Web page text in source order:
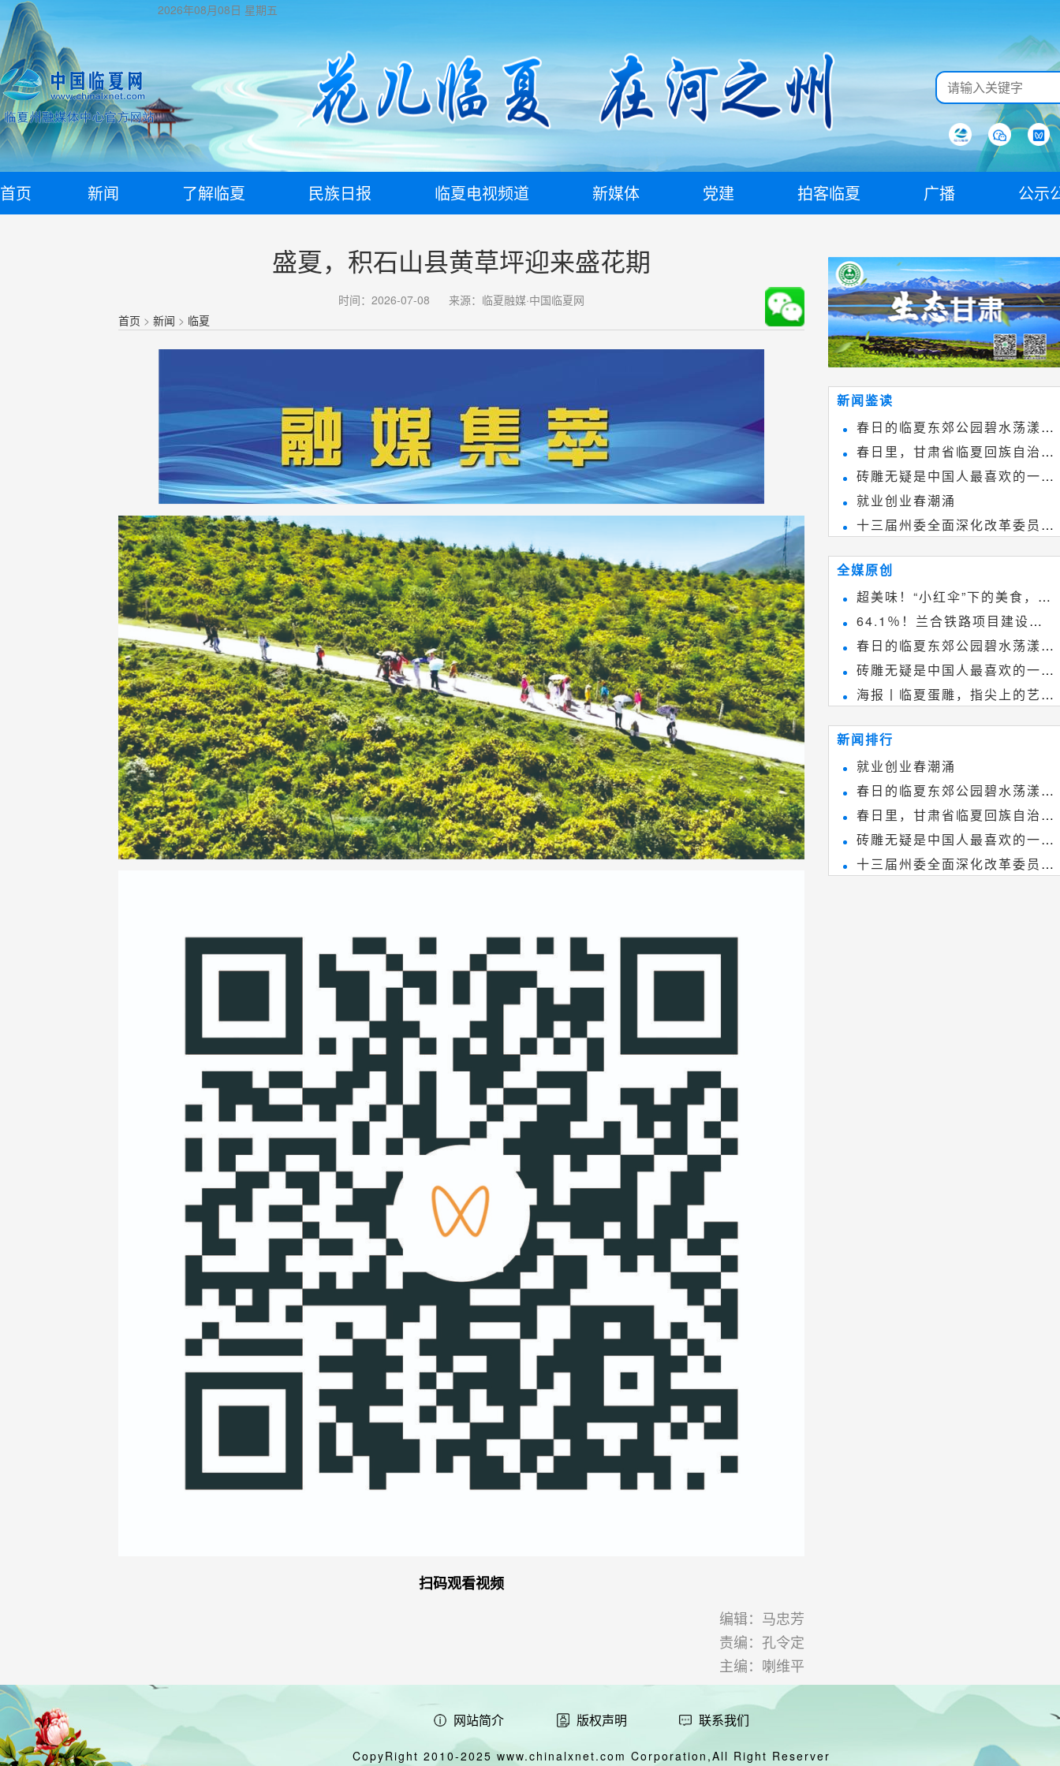
2026年08月08日 星期五
首页 新闻 了解临夏 民族日报 临夏电视频道 新媒体 党建 拍客临夏 广播 公示
盛夏，积石山县黄草坪迎来盛花期
时间：2026-07-08
来源：临夏融媒·中国临夏网
首页 > 新闻 > 临夏
扫码观看视频
编辑：马忠芳
责编：孔令定
主编：喇维平
新闻鉴读
春日的临夏东郊公园碧水荡漾、
春花烂漫
春日里，甘肃省临夏回族自治州
境内的刘家峡大桥，壮观美丽!
砖雕无疑是中国人最喜欢的一种
雕刻艺术，它不仅是民间实用美术
和建筑装饰艺术的有机结合，更成
为中国建筑史上彰品东方美不可磨
就业创业春潮涌
十三届州委全面深化改革委员会
第八次会议召开
全媒原创
超美味！“小红伞”下的美食，绝
不能错过~
64.1％！兰合铁路项目建设加
速推进
春日的临夏东郊公园碧水荡漾、
春花烂漫
砖雕无疑是中国人最喜欢的一种
雕刻艺术，它不仅是民间实用美术
和建筑装饰艺术的有机结合，更成
为中国建筑史上彰品东方美不可磨
灭的一笔。一方青砖里不仅藏着广
海报丨临夏蛋雕，指尖上的艺术
~
新闻排行
就业创业春潮涌
春日的临夏东郊公园碧水荡漾、
春花烂漫
春日里，甘肃省临夏回族自治州
境内的刘家峡大桥，壮观美丽!
砖雕无疑是中国人最喜欢的一种
雕刻艺术，它不仅是民间实用美术
十三届州委全面深化改革委员会
网站简介 版权声明 联系我们
CopyRight 2010-2025 www.chinalxnet.com Corporation,All Right Reserver